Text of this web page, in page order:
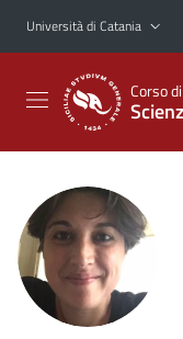
Vai al contenuto
Vai al menu di
Università di Catania
Corso